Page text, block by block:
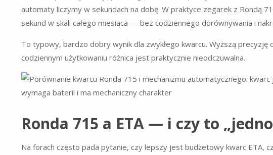
automaty liczymy w sekundach na dobę. W praktyce zegarek z Rondą
sekund w skali całego miesiąca — bez codziennego dorównywania i
To typowy, bardzo dobry wynik dla zwykłego kwarcu. Wyższą
codziennym użytkowaniu różnica jest praktycznie nieodczuwalna.
Ronda 715 a ETA — i czy to
Na forach często pada pytanie, czy lepszy jest budżetowy kwarc ETA,